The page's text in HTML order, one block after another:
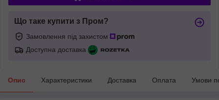
Що таке купити з Пром?
Замовлення під захистом
Доступна доставка
Опис Характеристики Доставка Оплата Умови